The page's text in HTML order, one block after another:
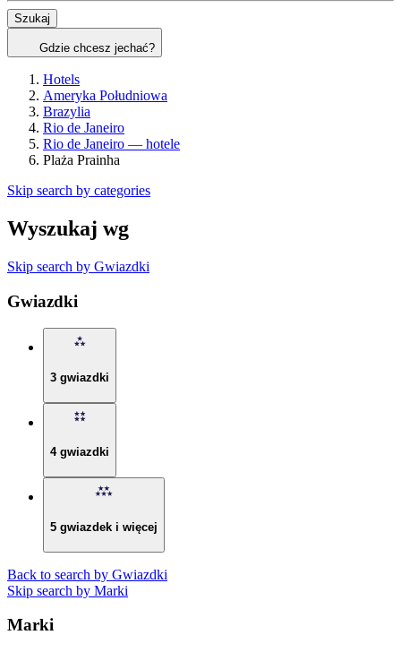
Szukaj
Gdzie chcesz jechać?
Hotels
Ameryka Południowa
Brazylia
Rio de Janeiro
Rio de Janeiro — hotele
Plaża Prainha
Skip search by categories
Wyszukaj wg
Skip search by Gwiazdki
Gwiazdki
3 gwiazdki
4 gwiazdki
5 gwiazdek i więcej
Back to search by Gwiazdki
Skip search by Marki
Marki